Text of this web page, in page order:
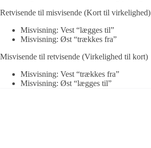
Retvisende til misvisende (Kort til virkelighed)
Misvisning: Vest “lægges til”
Misvisning: Øst “trækkes fra”
Misvisende til retvisende (Virkelighed til kort)
Misvisning: Vest “trækkes fra”
Misvisning: Øst “lægges til”